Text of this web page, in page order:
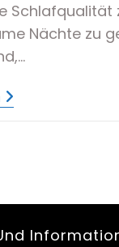
Schlafqualität
Nächte zu
Schlaf-
Hacks